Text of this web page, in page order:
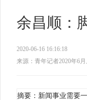
余昌顺：
2020-06-16 16:16:18
来源：青年记者2020年6月
摘要：新闻事业需要